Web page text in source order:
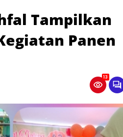
Tampilkan
Panen
13